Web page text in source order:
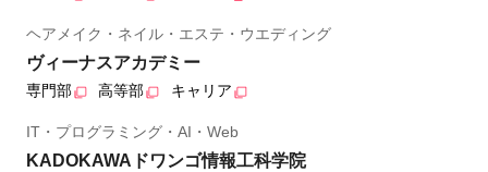
ヘアメイク・ネイル・エステ・ウエディング
ヴィーナスアカデミー
専門部 高等部 キャリア
IT・プログラミング・AI・Web
KADOKAWAドワンゴ情報工科学院